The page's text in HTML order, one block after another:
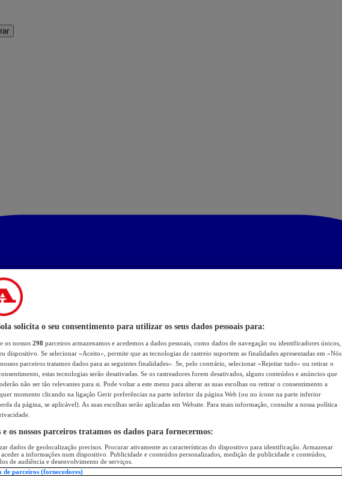
solicita o seu consentimento para utilizar os seus dados pessoais para:
os nossos 298 parceiros armazenamos e acedemos a dados pessoais, como dados de navegação ou identificadores únicos,
dispositivo. Se selecionar «Aceito», permite que as tecnologias de rastreio suportem as finalidades apresentadas em «Nós
parceiros tratamos dados para as seguintes finalidades». Se, pelo contrário, selecionar «Rejeitar tudo» ou retirar o
estas tecnologias serão desativadas. Se os rastreadores forem desativados, alguns conteúdos e anúncios que
não ser tão relevantes para si. Pode voltar a este menu para alterar as suas escolhas ou retirar o consentimento a
momento clicando na ligação Gerir preferências na parte inferior da página Web (ou no ícone na parte inferior
da página, se aplicável). As suas escolhas serão aplicadas em Website. Para mais informação, consulte a nossa política
e os nossos parceiros tratamos os dados para fornecermos:
dados de geolocalização precisos. Procurar ativamente as características do dispositivo para identificação. Armazenar
a informações num dispositivo. Publicidade e conteúdos personalizados, medição de publicidade e conteúdos,
de audiência e desenvolvimento de serviços.
de parceiros (fornecedores)